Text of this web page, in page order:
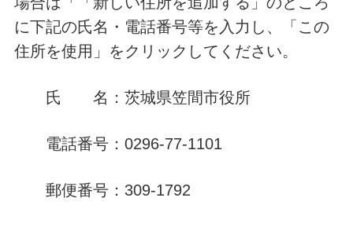
に下記の氏名・電話番号等を入力し、「この
住所を使用」をクリックしてください。
氏 名：茨城県笠間市役所
電話番号：0296-77-1101
郵便番号：309-1792